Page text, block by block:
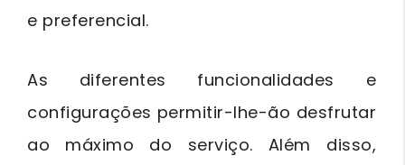
e preferencial.
As diferentes funcionalidades e
configurações permitir-lhe-ão desfrutar
ao máximo do serviço. Além disso,